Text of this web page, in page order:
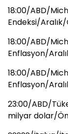
18:00/ABD/
Endeksi/
18:00/ABD/
Enflasyon/
18:00/ABD/
Enflasyon/
23:00/ABD/
milyar dolar/